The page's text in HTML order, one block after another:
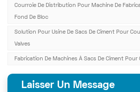
Courroie De Distribution Pour Machine De
Fond De Bloc
Solution Pour Usine De Sacs De Ciment Pour
Valves
Fabrication De Machines À Sacs De Ciment
Laisser Un Message